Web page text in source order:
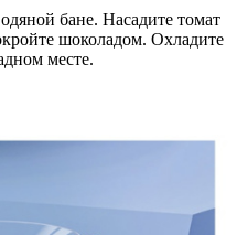
бане. Насадите томат
шоколадом. Охладите
месте.